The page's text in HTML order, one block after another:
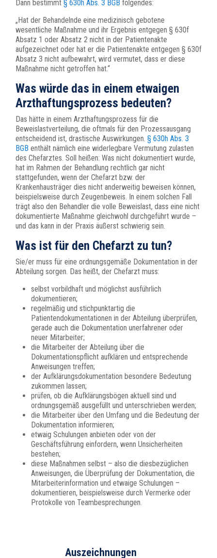
Dann bestimmt § 630h Abs. 3 BGB folgendes:
„Hat der Behandelnde eine medizinisch gebotene
wesentliche Maßnahme und ihr Ergebnis entgegen § 630f
Absatz 1 oder Absatz 2 nicht in der Patientenakte
aufgezeichnet oder hat er die Patientenakte entgegen § 630f
Absatz 3 nicht aufbewahrt, wird vermutet, dass er diese
Maßnahme nicht getroffen hat.“
Was würde das in einem etwaigen
Arzthaftungsprozess bedeuten?
Das hätte in einem Arzthaftungsprozess für die
Beweislastverteilung, die oftmals für den Prozessausgang
entscheidend ist, drastische Auswirkungen. § 630h Abs. 3
BGB enthält nämlich eine widerlegbare Vermutung zulasten
des Chefarztes. Soll heißen: Was nicht dokumentiert wurde,
hat im Rahmen der Behandlung rechtlich gar nicht
stattgefunden, wenn der Chefarzt bzw. der
Krankenhausträger dies nicht anderweitig beweisen können,
beispielsweise durch Zeugenbeweis. In einem solchen Fall
trägt also den Behandler die volle Beweislast, dass eine nicht
dokumentierte Maßnahme gleichwohl durchgeführt wurde –
und das kann in der Praxis äußerst schwierig sein.
Was ist für den Chefarzt zu tun?
Sie/er muss für eine ordnungsgemäße Dokumentation in der
Abteilung sorgen. Das heißt, der Chefarzt muss:
selbst vorbildhaft und möglichst ausführlich
dokumentieren;
regelmäßig und stichpunktartig die
Patientendokumentationen in der Abteilung überprüfen,
gerade auch die Dokumentation unerfahrener oder
neuer Mitarbeiter;
die Mitarbeiter der Abteilung über die
Dokumentationspflicht aufklären und entsprechende
Anweisungen treffen;
der Aufklärungsdokumentation besondere Bedeutung
zukommen lassen;
prüfen, ob die Aufklärungsbögen aktuell sind und
ordnungsgemäß ausgefüllt und unterschrieben werden;
die Mitarbeiter über den Umfang und die Bedeutung der
Dokumentation informieren;
etwaig Schulungen anbieten oder von der
Geschäftsführung einfordern, wenn Unsicherheiten
bestehen;
diese Maßnahmen selbst – also die diesbezüglichen
Anweisungen, die Überprüfung der Dokumentation, die
Mitarbeiterinformation und etwaige Schulungen –
dokumentieren, beispielsweise durch Vermerke oder
Protokolle von Teambesprechungen.
Auszeichnungen